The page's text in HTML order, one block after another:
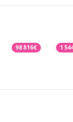
98 816€ 1